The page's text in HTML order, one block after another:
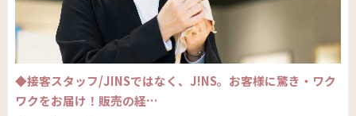
◆接客スタッフ/JINSではなく、J!NS。お客様に驚き・ワク
ワクをお届け！販売の経…